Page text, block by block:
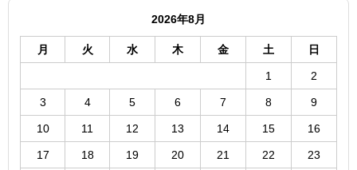
2026年8月
月 火 水 木 金 土 日
1 2
3 4 5 6 7 8 9
10 11 12 13 14 15 16
17 18 19 20 21 22 23